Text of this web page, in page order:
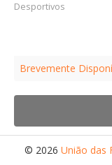
Censos
História
Prestação de
Desportivos
Brevemente
© 2026 União das